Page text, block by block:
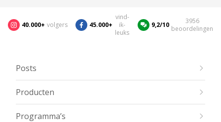
40.000+ volgers 45.000+
vind-
ik-
leuks
9,2/10
3956
beoordelingen
Posts
Producten
Programma’s